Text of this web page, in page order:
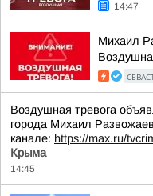
14:47
Михаил
Воздушная тревога
города Михаил
канале: https://max.ru/
Крыма
14:45